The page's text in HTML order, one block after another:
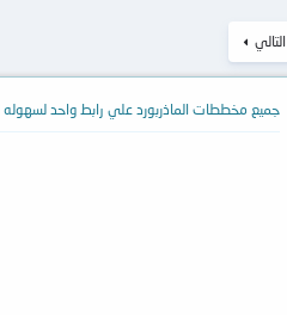
التالي
جميع مخططات الماذربورد علي رابط واحد لسهوله